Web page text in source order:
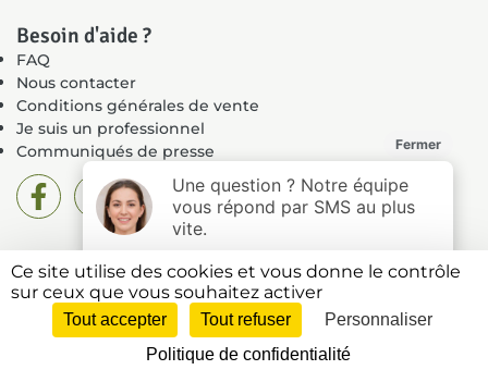
Ce site utilise des cookies et vous donne le contrôle
sur ceux que vous souhaitez activer
Tout accepter Tout refuser
Personnaliser
Politique de confidentialité
Besoin d'aide ?
FAQ
Nous contacter
Conditions générales de vente
Je suis un professionnel
Communiqués de presse
2026 © N7 Auto Pièces – Réalisé parInternet Evolution
Mentions légales
Politique de confidentialité
Plan du site